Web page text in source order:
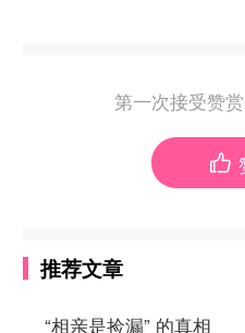
第一次接受赞

推荐文章
“相亲是捡漏” 的真相